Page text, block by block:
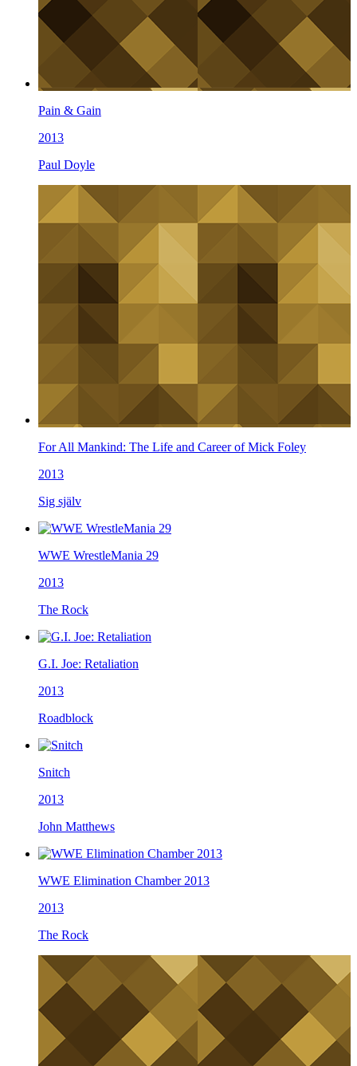
Pain & Gain
2013
Paul Doyle
For All Mankind: The Life and Career of Mick Foley
2013
Sig själv
WWE WrestleMania 29
2013
The Rock
G.I. Joe: Retaliation
2013
Roadblock
Snitch
2013
John Matthews
WWE Elimination Chamber 2013
2013
The Rock